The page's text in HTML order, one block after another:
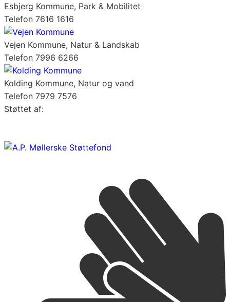
Esbjerg Kommune, Park & Mobilitet
Telefon 7616 1616
Vejen Kommune, Natur & Landskab
Telefon 7996 6266
Kolding Kommune, Natur og vand
Telefon 7979 7576
Støttet af: